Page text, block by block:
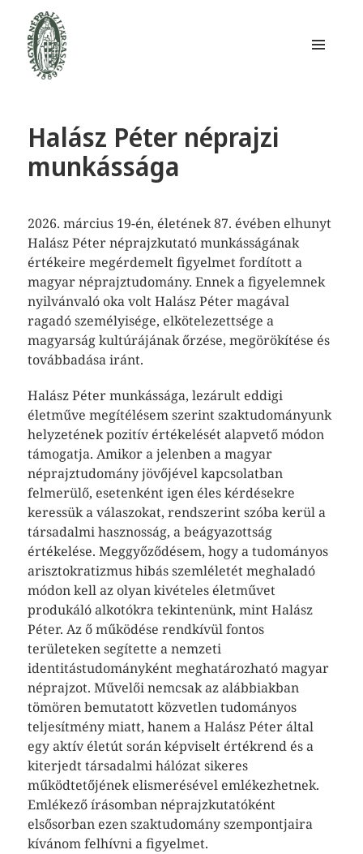
Halász Péter néprajzi
munkássága
2026. március 19-én, életének 87. évében elhunyt
Halász Péter néprajzkutató munkásságának
értékeire megérdemelt figyelmet fordított a
magyar néprajztudomány. Ennek a figyelemnek
nyilvánvaló oka volt Halász Péter magával
ragadó személyisége, elkötelezettsége a
magyarság kultúrájának őrzése, megörökítése és
továbbadása iránt.
Halász Péter munkássága, lezárult eddigi
életműve megítélésem szerint szaktudományunk
helyzetének pozitív értékelését alapvető módon
támogatja. Amikor a jelenben a magyar
néprajztudomány jövőjével kapcsolatban
felmerülő, esetenként igen éles kérdésekre
keressük a válaszokat, rendszerint szóba kerül a
társadalmi hasznosság, a beágyazottság
értékelése. Meggyőződésem, hogy a tudományos
arisztokratizmus hibás szemléletét meghaladó
módon kell az olyan kivételes életművet
produkáló alkotókra tekintenünk, mint Halász
Péter. Az ő működése rendkívül fontos
területeken segítette a nemzeti
identitástudományként meghatározható magyar
néprajzot. Művelői nemcsak az alábbiakban
tömören bemutatott közvetlen tudományos
teljesítmény miatt, hanem a Halász Péter által
egy aktív életút során képviselt értékrend és a
kiterjedt társadalmi hálózat sikeres
működtetőjének elismerésével emlékezhetnek.
Emlékező írásomban néprajzkutatóként
elsősorban ezen szaktudomány szempontjaira
kívánom felhívni a figyelmet.